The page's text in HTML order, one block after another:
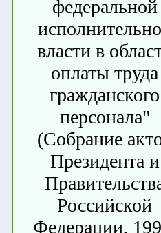
федеральной
власти в
оплаты труда
гражданского
персонала"
(Собрание
Президента и
Российской
Федерации,